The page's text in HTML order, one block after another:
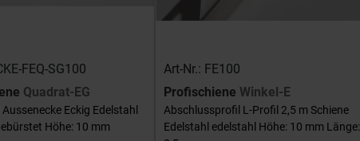
FEQ-SG100
Quadrat-EG
Eckig Edelstahl
Höhe: 10 mm
Art-Nr.: FE100
Profischiene Winkel-E
Abschlussprofil L-Profil 2,5 m Schiene
Edelstahl edelstahl Höhe: 10 mm Länge: